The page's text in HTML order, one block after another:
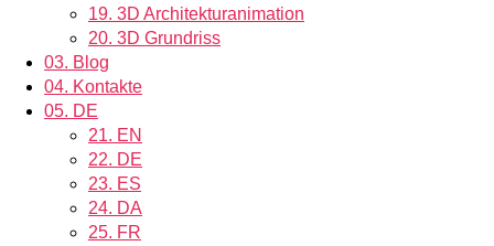
19. 3D Architekturanimation
20. 3D Grundriss
03. Blog
04. Kontakte
05. DE
21. EN
22. DE
23. ES
24. DA
25. FR